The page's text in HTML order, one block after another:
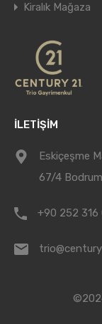
Kiralık Mağaza
İLETİŞİM
Eskiçeşme
67/4
+90 252 316